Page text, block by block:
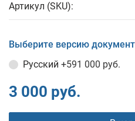
Артикул (SKU):
Выберите версию
Русский +591 000 руб.
3 000 руб.